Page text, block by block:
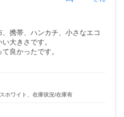
携帯、ハンカチ、小さなエコ
大きさです。
良かったです。
ホワイト、在庫状況/在庫有